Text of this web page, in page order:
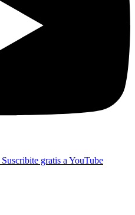
Suscribite gratis a YouTube